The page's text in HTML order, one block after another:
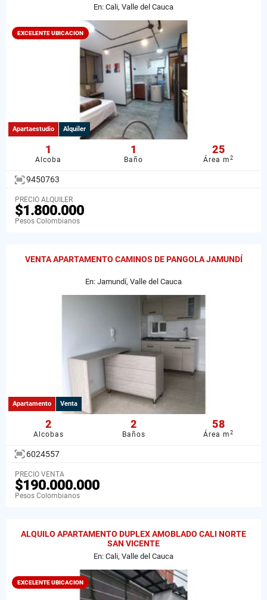
En: Cali, Valle del Cauca
EXCELENTE UBICACION
Apartaestudio Alquiler
1
Alcoba
1
Baño
25
Área m2
9450763
PRECIO ALQUILER
$1.800.000
Pesos Colombianos
VENTA APARTAMENTO CAMINOS DE PANGOLA JAMUNDÍ
En: Jamundí, Valle del Cauca
Apartamento Venta
2
Alcobas
2
Baños
58
Área m2
6024557
PRECIO VENTA
$190.000.000
Pesos Colombianos
ALQUILO APARTAMENTO DUPLEX AMOBLADO CALI NORTE
SAN VICENTE
En: Cali, Valle del Cauca
EXCELENTE UBICACION